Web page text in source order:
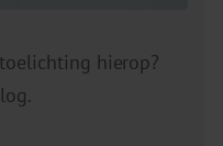
hierop?